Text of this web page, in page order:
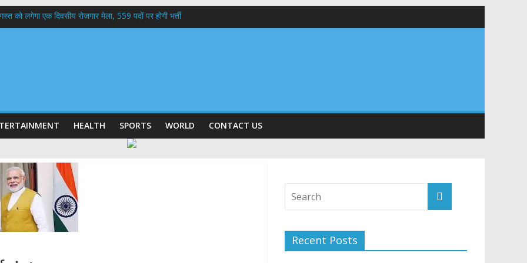
को लगेगा एक दिवसीय रोजगार मेला, 559 पदों पर होगी भर्ती
गढ़वाल विश्वविद्यालय में अनुसंधान संरचना होगी सुदृढ,उच्च शिक्षा मंत्री धन सिंह रावत ने नवनियुक्त केन्द्रीय शिक्षा मंत्री से की मुलाकात
HEALTH SPORTS WORLD CONTACT US
Recent Posts